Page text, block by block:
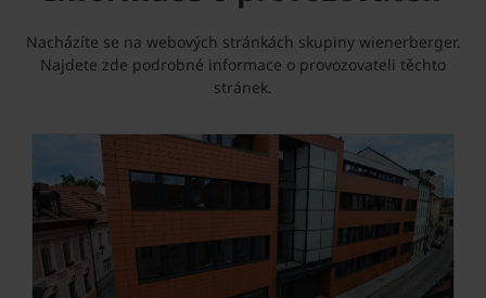
Nacházíte se na webových stránkách skupiny wienerberger.
Najdete zde podrobné informace o provozovateli těchto
stránek.